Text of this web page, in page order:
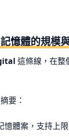
憶體的規模
這條線，在整
要：
憶體案，支持上